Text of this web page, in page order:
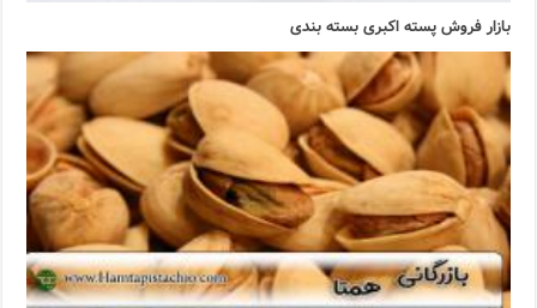
بازار فروش پسته اکبری بسته بندی